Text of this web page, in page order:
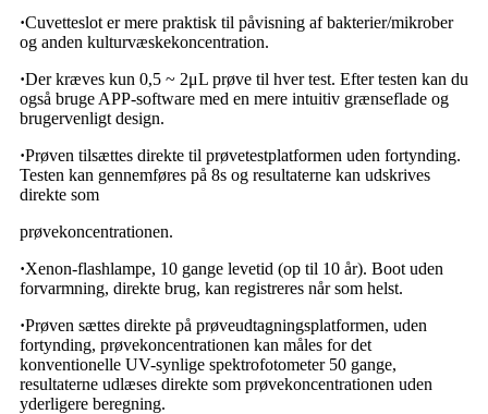
·Cuvetteslot er mere praktisk til påvisning af bakterier/mikrober
og anden kulturvæskekoncentration.
·Der kræves kun 0,5 ~ 2μL prøve til hver test. Efter testen kan du
også bruge APP-software med en mere intuitiv grænseflade og
brugervenligt design.
·Prøven tilsættes direkte til prøvetestplatformen uden fortynding.
Testen kan gennemføres på 8s og resultaterne kan udskrives
direkte som
prøvekoncentrationen.
·Xenon-flashlampe, 10 gange levetid (op til 10 år). Boot uden
forvarmning, direkte brug, kan registreres når som helst.
·Prøven sættes direkte på prøveudtagningsplatformen, uden
fortynding, prøvekoncentrationen kan måles for det
konventionelle UV-synlige spektrofotometer 50 gange,
resultaterne udlæses direkte som prøvekoncentrationen uden
yderligere beregning.